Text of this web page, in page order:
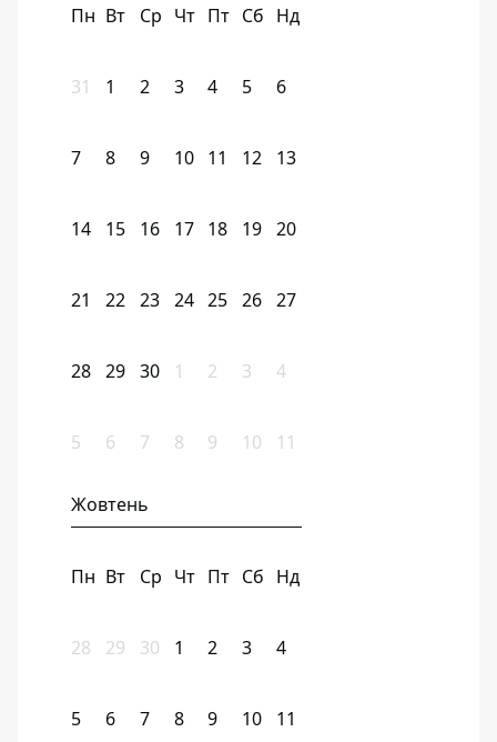
Пн Вт Ср Чт Пт Сб Нд
31 1 2 3 4 5 6
7 8 9 10 11 12 13
14 15 16 17 18 19 20
21 22 23 24 25 26 27
28 29 30 1 2 3 4
5 6 7 8 9 10 11
Жовтень
Пн Вт Ср Чт Пт Сб Нд
28 29 30 1 2 3 4
5 6 7 8 9 10 11